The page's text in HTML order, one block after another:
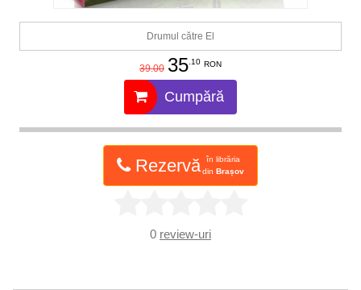
Drumul către El
39.00 35.10 RON
Cumpără
Rezervă
în librăria
din Brașov
0 review-uri